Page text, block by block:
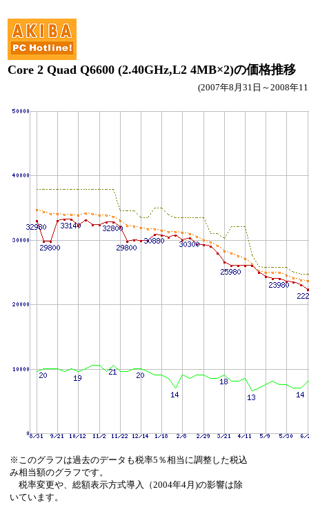
Core 2 Quad Q6600 (2.40GHz,L2 4MB×2)の価格推移
(2007年8月31日～2008年
※このグラフは過去のデータも税率5％相当に調整した税込
み相当額のグラフです。
税率変更や、総額表示方式導入（2004年4月)の影響は除
いています。